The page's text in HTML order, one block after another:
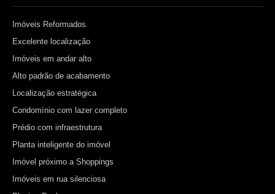
Imóveis Reformados
Excelente localização
Imóveis em andar alto
Alto padrão de acabamento
Localização estratégica
Condomínio com lazer completo
Prédio com infraestrutura
Planta inteligente do imóvel
Imóvel próximo a Shoppings
Imóveis em rua silenciosa